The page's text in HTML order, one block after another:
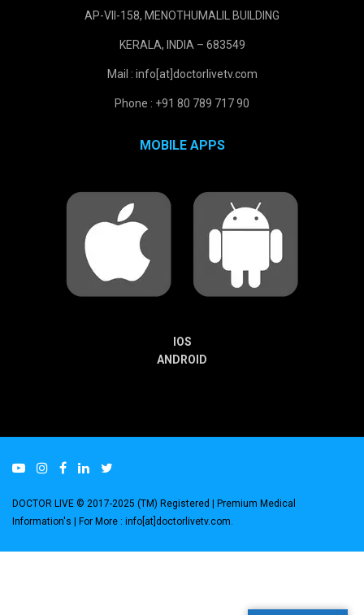
AP-VII-158, MENOTHUMALIL BUILDING
KERALA, INDIA – 683549
Mail : info[at]doctorlivetv.com
Phone : +91 80 789 717 90
MOBILE APPS
IOS
ANDROID
DOCTOR LIVE © 2017-2025 (TM) Registered
| Premium Medical
Information's |
For More : info[at]doctorlivetv.com.